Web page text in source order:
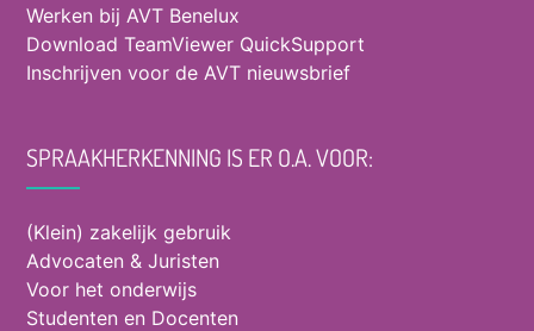
Werken bij AVT Benelux
Download TeamViewer QuickSupport
Inschrijven voor de AVT nieuwsbrief
SPRAAKHERKENNING IS ER O.A. VOOR:
(Klein) zakelijk gebruik
Advocaten & Juristen
Voor het onderwijs
Studenten en Docenten